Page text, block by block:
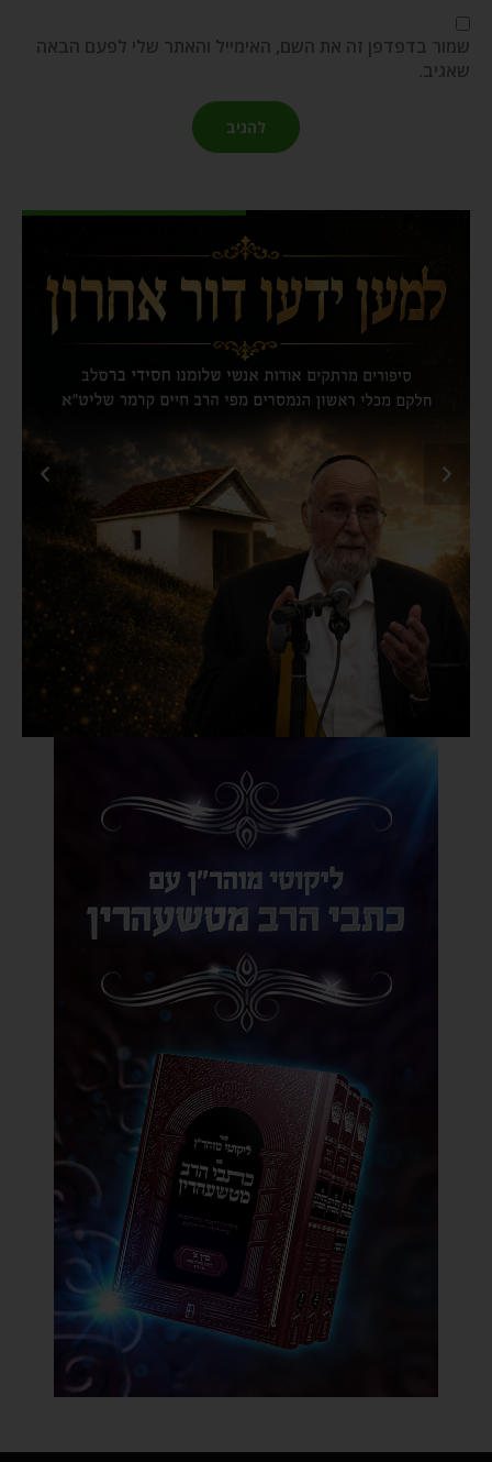
שמור בדפדפן זה את השם, האימייל והאתר שלי לפעם הבאה
שאגיב.